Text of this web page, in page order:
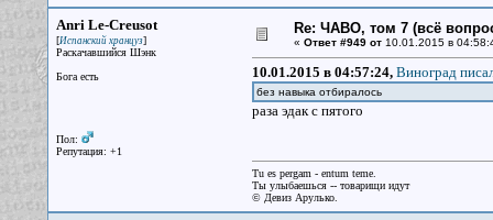
Аnri Le-Creusot
[Испанский хранцуз]
Раскачавшийся Шэнк
Бога есть
Пол:
Репутация: +1
Re: ЧАВО, том 7 (всё
« Ответ #949 от10.01.2015 в
10.01.2015 в 04:57:24, Виноград
без навыка отбиралось
раза эдак с пятого
Tu es pergam - entum teme.
Ты улыбаешься -- товарищи идут
© Девиз Арулько.